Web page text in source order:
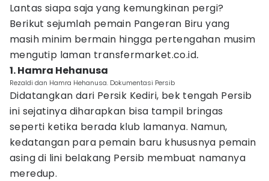
Lantas siapa saja yang kemungkinan pergi?
Berikut sejumlah pemain Pangeran Biru yang
masih minim bermain hingga pertengahan musim
mengutip laman transfermarket.co.id.
1. Hamra Hehanusa
Rezaldi dan Hamra Hehanusa. Dokumentasi Persib
Didatangkan dari Persik Kediri, bek tengah Persib
ini sejatinya diharapkan bisa tampil bringas
seperti ketika berada klub lamanya. Namun,
kedatangan para pemain baru khususnya pemain
asing di lini belakang Persib membuat namanya
meredup.